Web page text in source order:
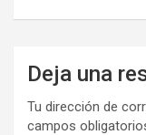
Deja una
Tu dirección de
campos